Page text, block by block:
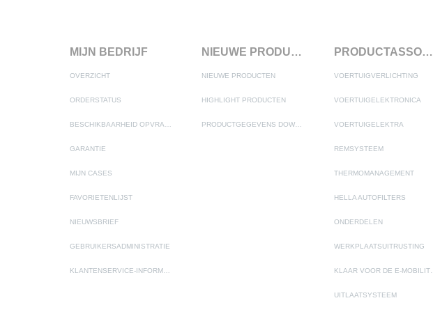
MIJN BEDRIJF
OVERZICHT
ORDERSTATUS
GARANTIE
MIJN CASES
FAVORIETENLIJST
NIEUWSBRIEF
GEBRUIKERSADMINISTRATIE
NIEUWE PRODUCTEN
NIEUWE PRODUCTEN
HIGHLIGHT PRODUCTEN
PRODUCTASSORTIMENT
VOERTUIGVERLICHTING
VOERTUIGELEKTRONICA
VOERTUIGELEKTRA
REMSYSTEEM
THERMOMANAGEMENT
HELLA AUTOFILTERS
ONDERDELEN
WERKPLAATSUITRUSTING
KLAAR VOOR DE E-MOBILITEIT
UITLAATSYSTEEM